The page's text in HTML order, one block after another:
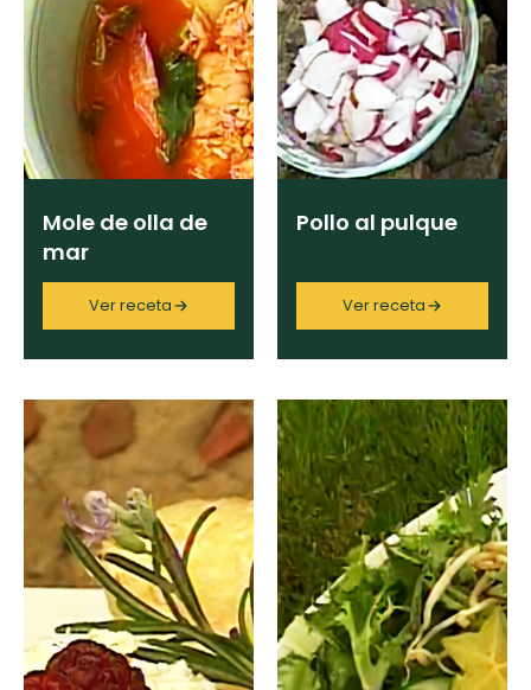
Mole de olla de
mar
Ver receta
Pollo al pulque
Ver receta